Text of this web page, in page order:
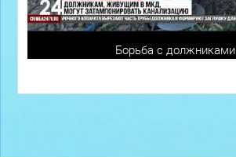
Борьба с должниками